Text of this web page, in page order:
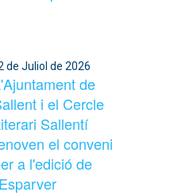
Juliol de 2026
de
i el Cercle
Sallentí
el conveni
a l'edició de